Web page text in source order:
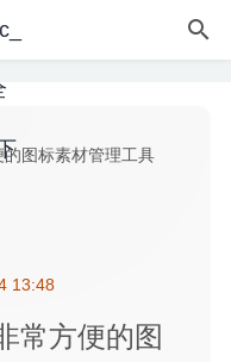
13:48
常方便的图
文件管理器
转换工具 2020-05-20